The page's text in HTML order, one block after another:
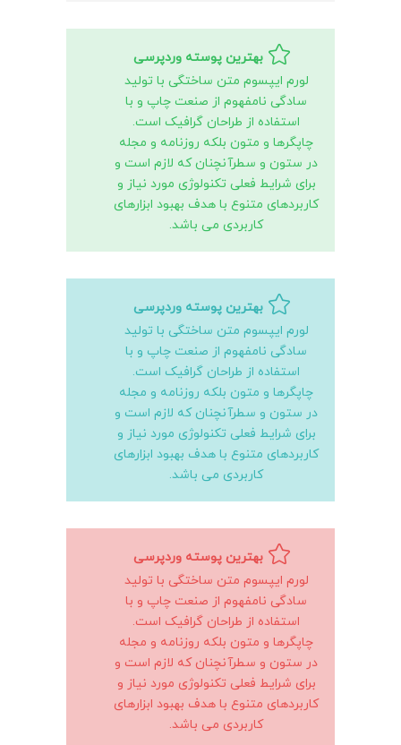
بهترین پوسته وردپرسی
لورم ایپسوم متن ساختگی با تولید
سادگی نامفهوم از صنعت چاپ و با
استفاده از طراحان گرافیک است.
چاپگرها و متون بلکه روزنامه و مجله
در ستون و سطرآنچنان که لازم است و
برای شرایط فعلی تکنولوژی مورد نیاز و
کاربردهای متنوع با هدف بهبود ابزارهای
کاربردی می باشد.
بهترین پوسته وردپرسی
لورم ایپسوم متن ساختگی با تولید
سادگی نامفهوم از صنعت چاپ و با
استفاده از طراحان گرافیک است.
چاپگرها و متون بلکه روزنامه و مجله
در ستون و سطرآنچنان که لازم است و
برای شرایط فعلی تکنولوژی مورد نیاز و
کاربردهای متنوع با هدف بهبود ابزارهای
کاربردی می باشد.
بهترین پوسته وردپرسی
لورم ایپسوم متن ساختگی با تولید
سادگی نامفهوم از صنعت چاپ و با
استفاده از طراحان گرافیک است.
چاپگرها و متون بلکه روزنامه و مجله
در ستون و سطرآنچنان که لازم است و
برای شرایط فعلی تکنولوژی مورد نیاز و
کاربردهای متنوع با هدف بهبود ابزارهای
کاربردی می باشد.